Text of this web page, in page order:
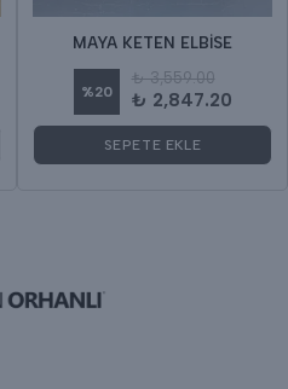
MAYA KETEN ELBİSE
%20
₺ 3,559.00
₺ 2,847.20
SEPETE EKLE